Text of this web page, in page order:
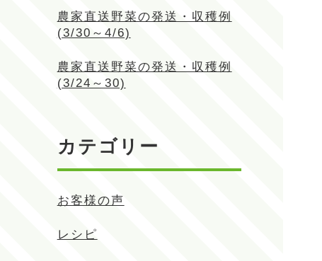
農家直送野菜の発送・収穫例
(3/30～4/6)
農家直送野菜の発送・収穫例
(3/24～30)
カテゴリー
お客様の声
レシピ